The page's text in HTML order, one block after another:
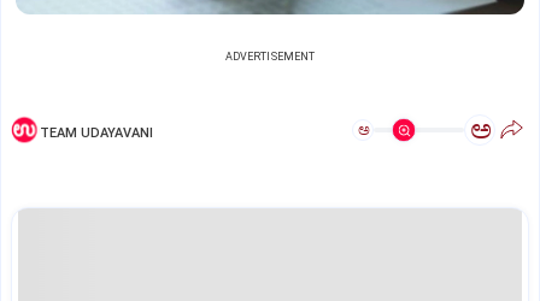
ADVERTISEMENT
TEAM UDAYAVANI ಅ ಅ